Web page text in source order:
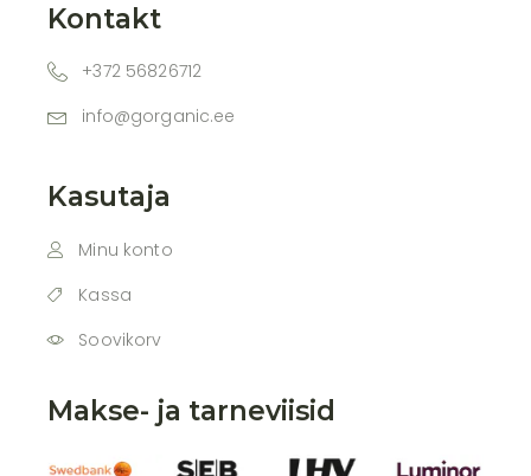
Kontakt
+372 56826712
info@gorganic.ee
Kasutaja
Minu konto
Kassa
Soovikorv
Makse- ja tarneviisid